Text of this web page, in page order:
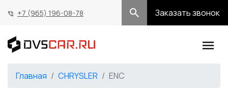
+7 (965) 196-08-78 Заказать звонок
Главная CHRYSLER ENC